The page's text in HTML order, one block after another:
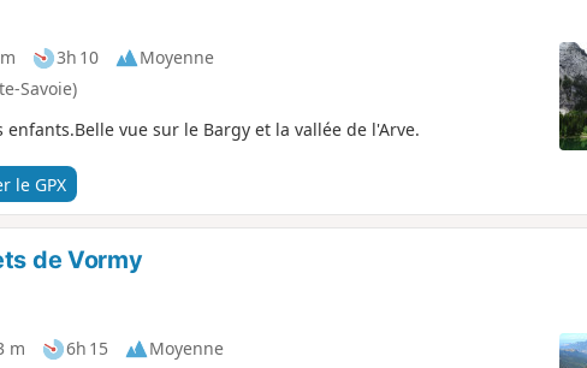
3h 10
Moyenne
Savoie)
vue sur le Bargy et la vallée de l'Arve.
le GPX
de Vormy
m 6h 15
Moyenne